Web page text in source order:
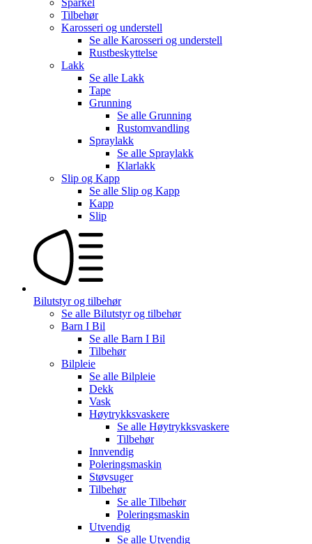
Tilbehør
Karosseri og understell
Se alle Karosseri og understell
Rustbeskyttelse
Lakk
Se alle Lakk
Tape
Grunning
Se alle Grunning
Rustomvandling
Spraylakk
Se alle Spraylakk
Klarlakk
Slip og Kapp
Se alle Slip og Kapp
Kapp
Slip
Bilutstyr og tilbehør
Se alle Bilutstyr og tilbehør
Barn I Bil
Se alle Barn I Bil
Tilbehør
Bilpleie
Se alle Bilpleie
Dekk
Vask
Høytrykksvaskere
Se alle Høytrykksvaskere
Tilbehør
Innvendig
Poleringsmaskin
Støvsuger
Tilbehør
Se alle Tilbehør
Poleringsmaskin
Utvendig
Se alle Utvendig